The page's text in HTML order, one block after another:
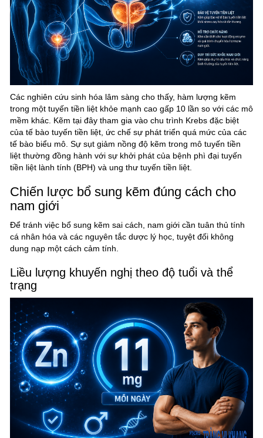
Các nghiên cứu sinh hóa lâm sàng cho thấy, hàm lượng kẽm
trong một tuyến tiền liệt khỏe mạnh cao gấp 10 lần so với các mô
mềm khác. Kẽm tại đây tham gia vào chu trình Krebs đặc biệt
của tế bào tuyến tiền liệt, ức chế sự phát triển quá mức của các
tế bào biểu mô. Sự sụt giảm nồng độ kẽm trong mô tuyến tiền
liệt thường đồng hành với sự khởi phát của bệnh phì đại tuyến
tiền liệt lành tính (BPH) và ung thư tuyến tiền liệt.
Chiến lược bổ sung kẽm đúng cách cho
nam giới
Để tránh việc bổ sung kẽm sai cách, nam giới cần tuân thủ tính
cá nhân hóa và các nguyên tắc dược lý học, tuyệt đối không
dung nạp một cách cảm tính.
Liều lượng khuyến nghị theo độ tuổi và thể
trạng